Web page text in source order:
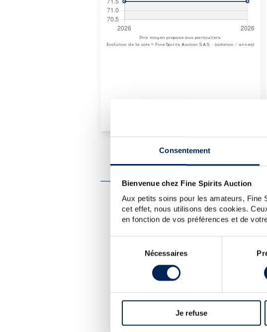
Consentement
Bienvenue chez Fine Spirits Auction
Aux petits soins pour les amateurs, Fine
cet effet, nous utilisons des cookies.
en fonction de vos préférences et de
consentement
Nécessaires
Je refuse
Prix moyen proposé aux particuliers.
Evolution de la cote © Fine Spirits Auction S.A.S. - (cotation / année)
PRÉSENTATION DU LOT
KILL DEVIL 8 YEARS 2014 EDITION
LA CUVÉE
Single cask de rhum Demerara 8 ans
embouteilleur indépendant créé par les
Andrew Laing. Ces derniers ont
départ de Douglas Laing pour créer
Edition Spirits et Langside Distillers. Édition